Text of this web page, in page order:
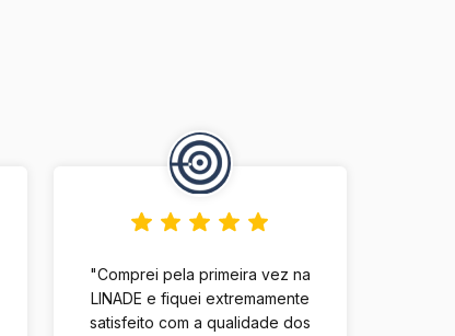
"Comprei pela primeira vez na
LINADE e fiquei extremamente
satisfeito com a qualidade dos